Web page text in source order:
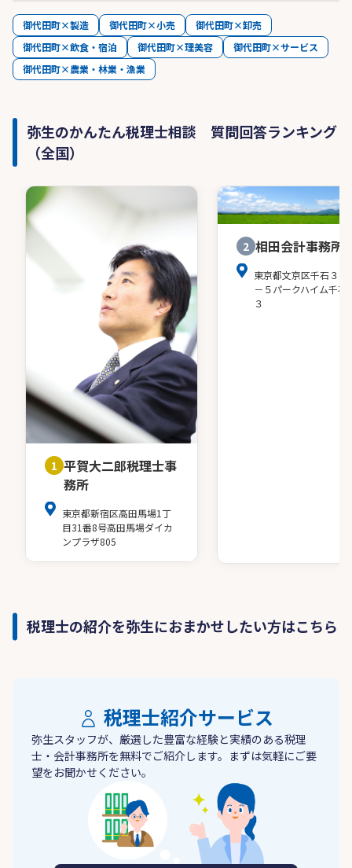
御代田町×製造 御代田町×小売
御代田町×卸売
御代田町×飲食・宿泊
御代田町×理美容
御代田町×サービス
御代田町×農業・林業・漁業
弥生のかんたん税理士相談 質問回答ランキング
（全国）
1 平賀大二郎税理士事
務所
東京都新宿区高田馬場1丁
目31番8号高田馬場ダイカ
ンプラザ805
2 相田会計事務所
東京都文京区千石３－
－５パークハイム千石
３
税理士の紹介を弥生におまかせしたい方はこちら
税理士紹介サービス
弥生スタッフが、厳選した豊富な経験と実績のある税理
士・会計事務所を無料でご紹介します。まずは気軽にご要
望をお聞かせください。